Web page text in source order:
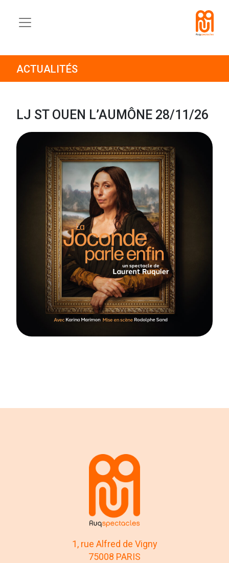
ACTUALITÉS
LJ ST OUEN L’AUMÔNE 28/11/26
1, rue Alfred de Vigny
75008 PARIS